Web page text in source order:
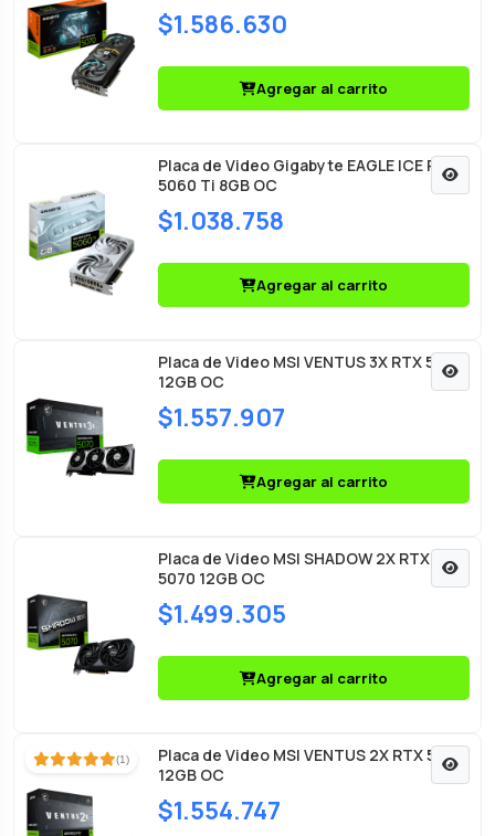
$1.586.630
Agregar al carrito
Placa de Video Gigabyte EAGLE ICE RTX
5060 Ti 8GB OC
$1.038.758
Agregar al carrito
Placa de Video MSI VENTUS 3X RTX 5070
12GB OC
$1.557.907
Agregar al carrito
Placa de Video MSI SHADOW 2X RTX
5070 12GB OC
$1.499.305
Agregar al carrito
(1)
Placa de Video MSI VENTUS 2X RTX 5070
12GB OC
$1.554.747